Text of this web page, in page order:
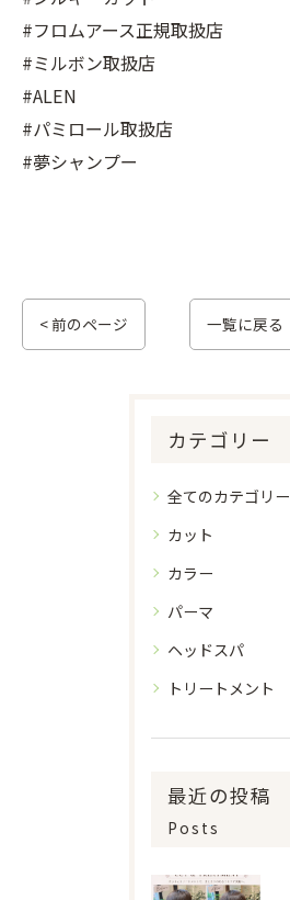
#フロムアース正規取扱店
#ミルボン取扱店
#ALEN
#パミロール取扱店
#夢シャンプー
< 前のページ 一覧に戻る
カテゴリー
全てのカテゴリー
カット
カラー
パーマ
ヘッドスパ
トリートメント
最近の投稿
Posts